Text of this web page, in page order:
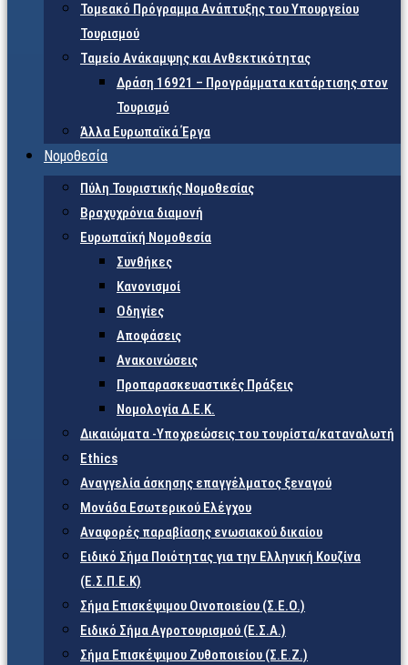
Τομεακό Πρόγραμμα Ανάπτυξης του Υπουργείου
Τουρισμού
Ταμείο Ανάκαμψης και Ανθεκτικότητας
Δράση 16921 – Προγράμματα κατάρτισης στον
Τουρισμό
Άλλα Ευρωπαϊκά Έργα
Νομοθεσία
Πύλη Τουριστικής Νομοθεσίας
Βραχυχρόνια διαμονή
Ευρωπαϊκή Νομοθεσία
Συνθήκες
Κανονισμοί
Οδηγίες
Αποφάσεις
Ανακοινώσεις
Προπαρασκευαστικές Πράξεις
Νομολογία Δ.Ε.Κ.
Δικαιώματα -Υποχρεώσεις του τουρίστα/καταναλωτή
Ethics
Αναγγελία άσκησης επαγγέλματος ξεναγού
Μονάδα Εσωτερικού Ελέγχου
Αναφορές παραβίασης ενωσιακού δικαίου
Ειδικό Σήμα Ποιότητας για την Ελληνική Κουζίνα
(Ε.Σ.Π.Ε.Κ)
Σήμα Επισκέψιμου Οινοποιείου (Σ.Ε.Ο.)
Ειδικό Σήμα Αγροτουρισμού (Ε.Σ.Α.)
Σήμα Επισκέψιμου Ζυθοποιείου (Σ.Ε.Ζ.)